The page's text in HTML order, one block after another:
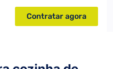
Contratar agora